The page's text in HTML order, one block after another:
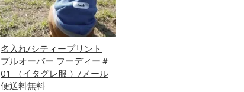
名入れ/シティープリント
プルオーバー フーディー＃
01 （イタグレ服 ）/メール
便送料無料